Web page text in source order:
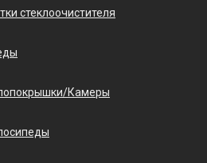
стеклоочистителя
Камеры